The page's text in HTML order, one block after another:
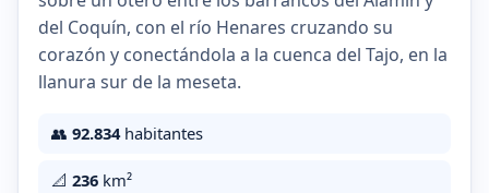
del Coquín, con el río Henares cruzando su
corazón y conectándola a la cuenca del Tajo, en la
llanura sur de la meseta.
👥 92.834habitantes
📐 236 km²